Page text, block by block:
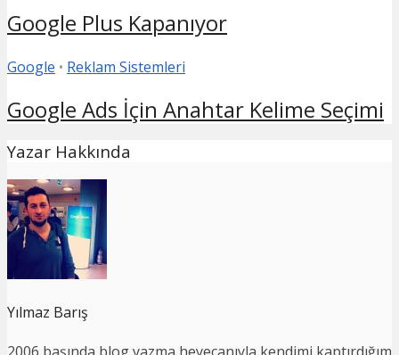
Google Plus Kapanıyor
Google • Reklam Sistemleri
Google Ads İçin Anahtar Kelime Seçimi
Yazar Hakkında
Yılmaz Barış
2006 başında blog yazma heyecanıyla kendimi kaptırdığım